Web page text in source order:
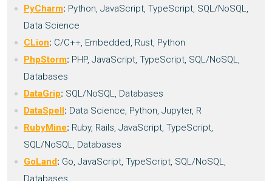
PyCharm: Python, JavaScript, TypeScript, SQL/NoSQL,
Data Science
CLion: C/C++, Embedded, Rust, Python
PhpStorm: PHP, JavaScript, TypeScript, SQL/NoSQL,
Databases
DataGrip: SQL/NoSQL, Databases
DataSpell: Data Science, Python, Jupyter, R
RubyMine: Ruby, Rails, JavaScript, TypeScript,
SQL/NoSQL, Databases
GoLand: Go, JavaScript, TypeScript, SQL/NoSQL,
Databases